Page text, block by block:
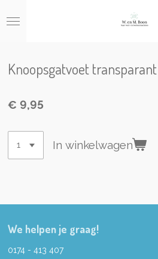
direct
hoofdinhoud
Knoopsgatvoet transparant
€ 9,95
In winkelwagen
We helpen je graag!
0174 - 413 407